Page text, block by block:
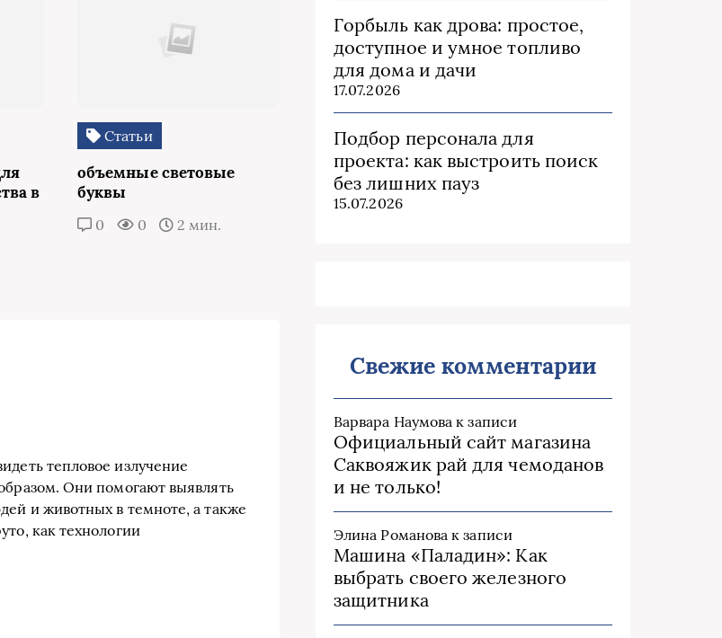
в
Статьи
объемные световые
буквы
0 0 2 мин.
тепловое излучение
Они помогают выявлять
и животных в темноте, а также
как технологии
Горбыль как дрова: простое,
доступное и умное топливо
для дома и дачи
17.07.2026
Подбор персонала для
проекта: как выстроить поиск
без лишних пауз
15.07.2026
Свежие комментарии
Варвара Наумова к записи
Официальный сайт магазина
Саквояжик рай для чемоданов
и не только!
Элина Романова к записи
Машина «Паладин»: Как
выбрать своего железного
защитника